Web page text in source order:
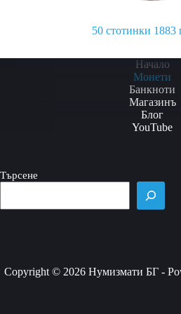
50 стотинки 1883
has
multiple
The
options
the
product
page
Начало
Монети
Банкноти
Магазинъ
Блог
YouTube
Търсене
Copyright © 2026 Нумизмати БГ -